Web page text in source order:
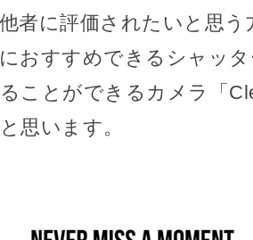
者に評価されたいと思
おすすめできるシャッ
ことができるカメラ「
思います。